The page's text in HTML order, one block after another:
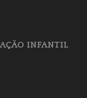
INFANTIL